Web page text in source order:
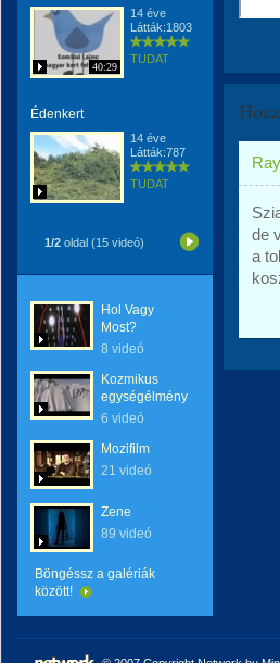
40:29
14 éve
Látták:1803
TUDAT
Édenkert
14 éve
Látták:787
TUDAT
1/2 oldal (15 videó)
Hol Vagy
Most?
8 videó
Kozmikus
egységélmény
6 videó
Mozifilm
21 videó
Zene
89 videó
Böngéssz a galériák
között!
de
a